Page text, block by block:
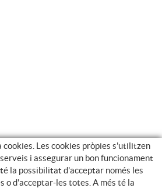
Les cookies pròpies s'utilitzen
i assegurar un bon funcionament
la possibilitat d'acceptar només les
o d'acceptar-les totes. A més té la